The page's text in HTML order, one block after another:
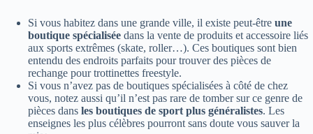
Si vous habitez dans une grande ville, il existe peut-être une
boutique spécialisée dans la vente de produits et accessoire liés
aux sports extrêmes (skate, roller…). Ces boutiques sont bien
entendu des endroits parfaits pour trouver des pièces de
rechange pour trottinettes freestyle.
Si vous n’avez pas de boutiques spécialisées à côté de chez
vous, notez aussi qu’il n’est pas rare de tomber sur ce genre de
pièces dans les boutiques de sport plus généralistes. Les
enseignes les plus célèbres pourront sans doute vous sauver la